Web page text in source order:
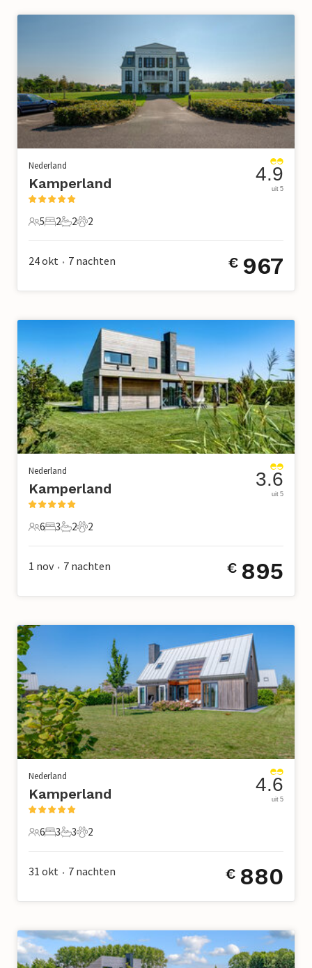
Nederland
Kamperland
5 Gasten
5
2 Slaapkamers
2
2 Badkamers
2
2 Huisdieren
2
4.9
uit 5
24 okt • 7 nachten € 967
Nederland
Kamperland
6 Gasten
6
3 Slaapkamers
3
2 Badkamers
2
2 Huisdieren
2
3.6
uit 5
1 nov • 7 nachten € 895
Nederland
Kamperland
6 Gasten
6
3 Slaapkamers
3
3 Badkamers
3
2 Huisdieren
2
4.6
uit 5
31 okt • 7 nachten € 880